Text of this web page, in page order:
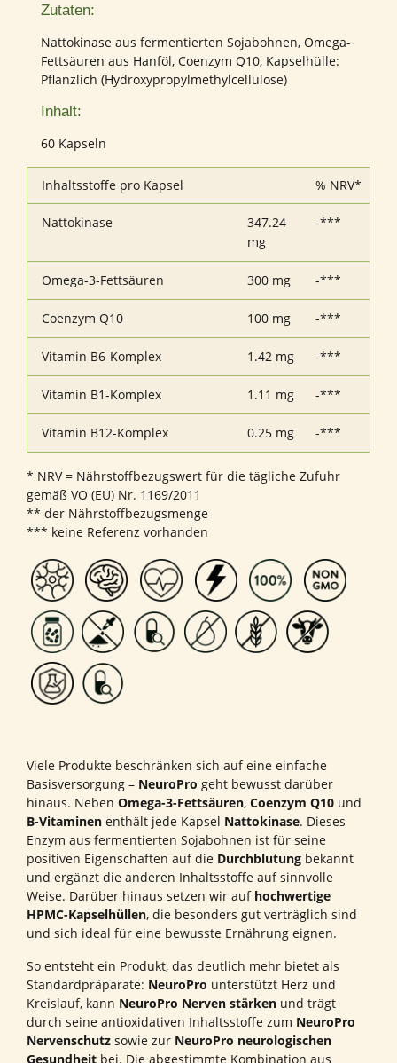
Zutaten:
Nattokinase aus fermentierten Sojabohnen, Omega-
Fettsäuren aus Hanföl, Coenzym Q10, Kapselhülle:
Pflanzlich (Hydroxypropylmethylcellulose)
Inhalt:
60 Kapseln
Inhaltsstoffe pro Kapsel % NRV*
Nattokinase
347.24
mg
-***
Omega-3-Fettsäuren 300 mg -***
Coenzym Q10 100 mg -***
Vitamin B6-Komplex 1.42 mg -***
Vitamin B1-Komplex 1.11 mg -***
Vitamin B12-Komplex 0.25 mg -***
* NRV = Nährstoffbezugswert für die tägliche Zufuhr
gemäß VO (EU) Nr. 1169/2011
** der Nährstoffbezugsmenge
*** keine Referenz vorhanden
Viele Produkte beschränken sich auf eine einfache
Basisversorgung – NeuroPro geht bewusst darüber
hinaus. Neben Omega-3-Fettsäuren, Coenzym Q10 und
B-Vitaminen enthält jede Kapsel Nattokinase. Dieses
Enzym aus fermentierten Sojabohnen ist für seine
positiven Eigenschaften auf die Durchblutung bekannt
und ergänzt die anderen Inhaltsstoffe auf sinnvolle
Weise. Darüber hinaus setzen wir auf hochwertige
HPMC-Kapselhüllen, die besonders gut verträglich sind
und sich ideal für eine bewusste Ernährung eignen.
So entsteht ein Produkt, das deutlich mehr bietet als
Standardpräparate: NeuroPro unterstützt Herz und
Kreislauf, kann NeuroPro Nerven stärken und trägt
durch seine antioxidativen Inhaltsstoffe zum NeuroPro
Nervenschutz sowie zur NeuroPro neurologischen
Gesundheit bei. Die abgestimmte Kombination aus